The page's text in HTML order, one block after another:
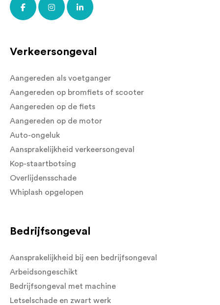
Verkeersongeval
Aangereden als voetganger
Aangereden op bromfiets of scooter
Aangereden op de fiets
Aangereden op de motor
Auto-ongeluk
Aansprakelijkheid verkeersongeval
Kop-staartbotsing
Overlijdensschade
Whiplash opgelopen
Bedrijfsongeval
Aansprakelijkheid bij een bedrijfsongeval
Arbeidsongeschikt
Bedrijfsongeval met machine
Letselschade en zwart werk